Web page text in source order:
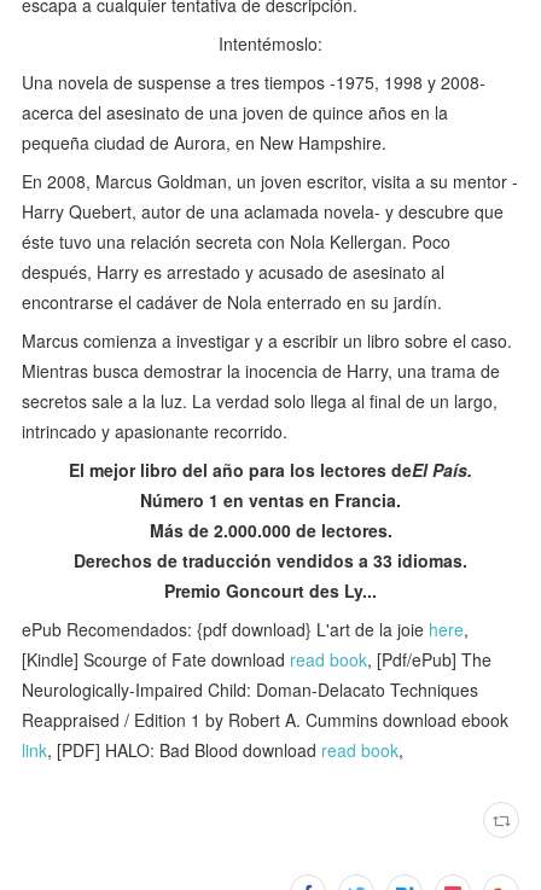
Intentémoslo:
Una novela de suspense a tres tiempos -1975, 1998 y 2008-
acerca del asesinato de una joven de quince años en la
pequeña ciudad de Aurora, en New Hampshire.
En 2008, Marcus Goldman, un joven escritor, visita a su mentor -
Harry Quebert, autor de una aclamada novela- y descubre que
éste tuvo una relación secreta con Nola Kellergan. Poco
después, Harry es arrestado y acusado de asesinato al
encontrarse el cadáver de Nola enterrado en su jardín.
Marcus comienza a investigar y a escribir un libro sobre el caso.
Mientras busca demostrar la inocencia de Harry, una trama de
secretos sale a la luz. La verdad solo llega al final de un largo,
intrincado y apasionante recorrido.
El mejor libro del año para los lectores deEl País.
Número 1 en ventas en Francia.
Más de 2.000.000 de lectores.
Derechos de traducción vendidos a 33 idiomas.
Premio Goncourt des Ly...
ePub Recomendados: {pdf download} L'art de la joie here,
[Kindle] Scourge of Fate download read book, [Pdf/ePub] The
Neurologically-Impaired Child: Doman-Delacato Techniques
Reappraised / Edition 1 by Robert A. Cummins download ebook
link, [PDF] HALO: Bad Blood download read book,